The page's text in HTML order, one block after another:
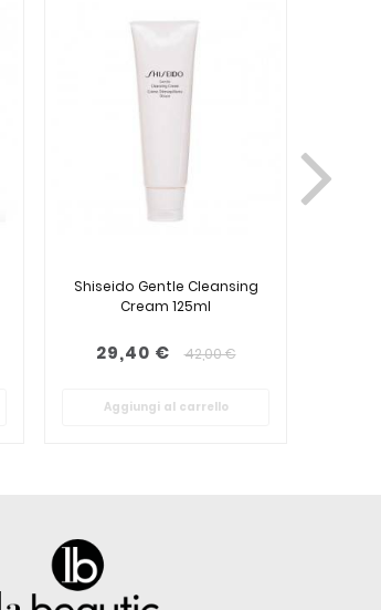
Shiseido Gentle Cleansing
Cream 125ml
29,40 € 42,00 €
Aggiungi al carrello